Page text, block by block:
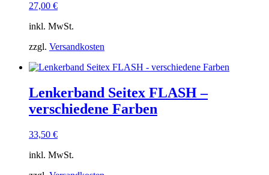
27,00 €
inkl. MwSt.
zzgl. Versandkosten
Lenkerband Seitex FLASH –
verschiedene Farben
33,50 €
inkl. MwSt.